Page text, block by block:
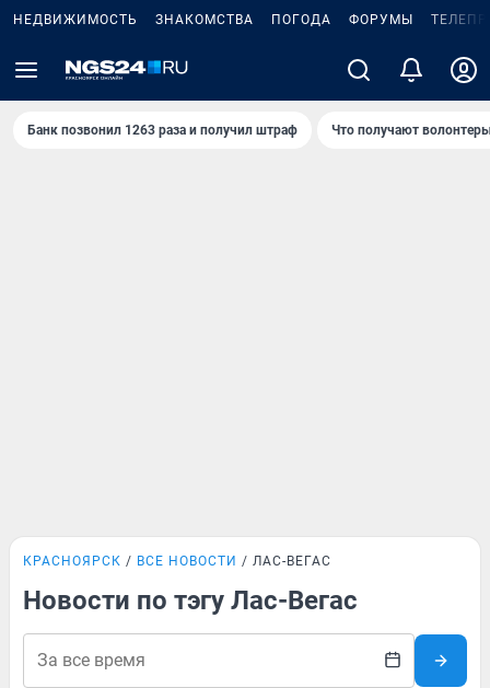
НЕДВИЖИМОСТЬ ЗНАКОМСТВА ПОГОДА ФОРУМЫ
Банк позвонил 1263 раза и получил штраф Что получают
КРАСНОЯРСК ВСЕ НОВОСТИ ЛАС-ВЕГАС
Новости по тэгу Лас-Вегас